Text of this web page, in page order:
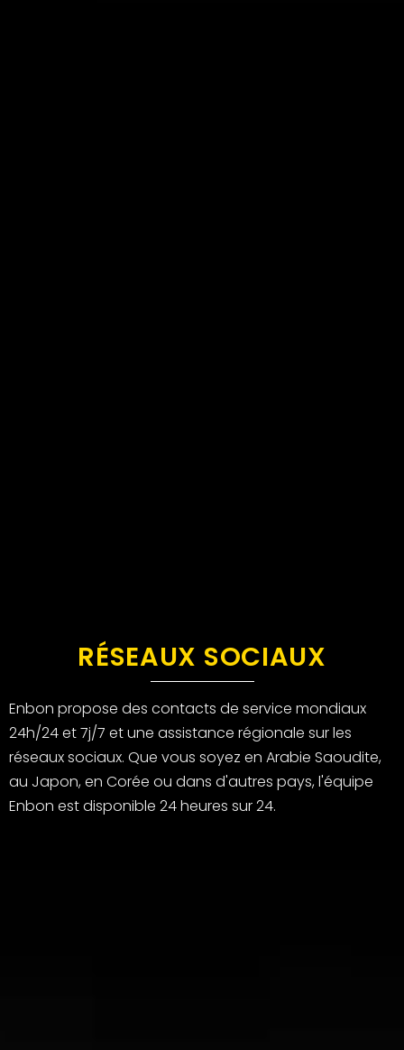
RÉSEAUX SOCIAUX
Enbon propose des contacts de service mondiaux
24h/24 et 7j/7 et une assistance régionale sur les
réseaux sociaux. Que vous soyez en Arabie Saoudite,
au Japon, en Corée ou dans d'autres pays, l'équipe
Enbon est disponible 24 heures sur 24.